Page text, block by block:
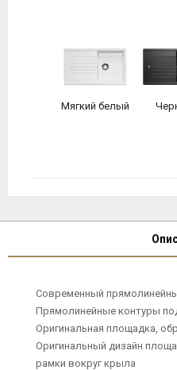
Мягкий белый
Современный
Прямолинейные контуры
Оригинальная площадка,
Оригинальный дизайн
рамки вокруг крыла